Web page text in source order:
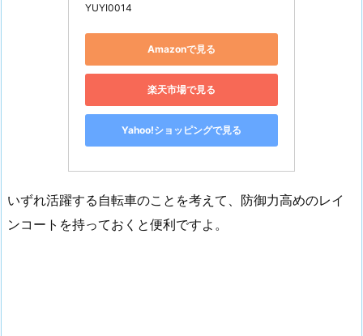
YUYI0014
Amazonで見る
楽天市場で見る
Yahoo!ショッピングで見る
いずれ活躍する自転車のことを考えて、防御力高めのレイ
ンコートを持っておくと便利ですよ。